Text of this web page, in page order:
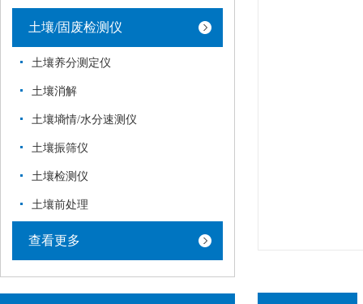
土壤/固废检测仪
土壤养分测定仪
土壤消解
土壤墒情/水分速测仪
土壤振筛仪
土壤检测仪
土壤前处理
查看更多